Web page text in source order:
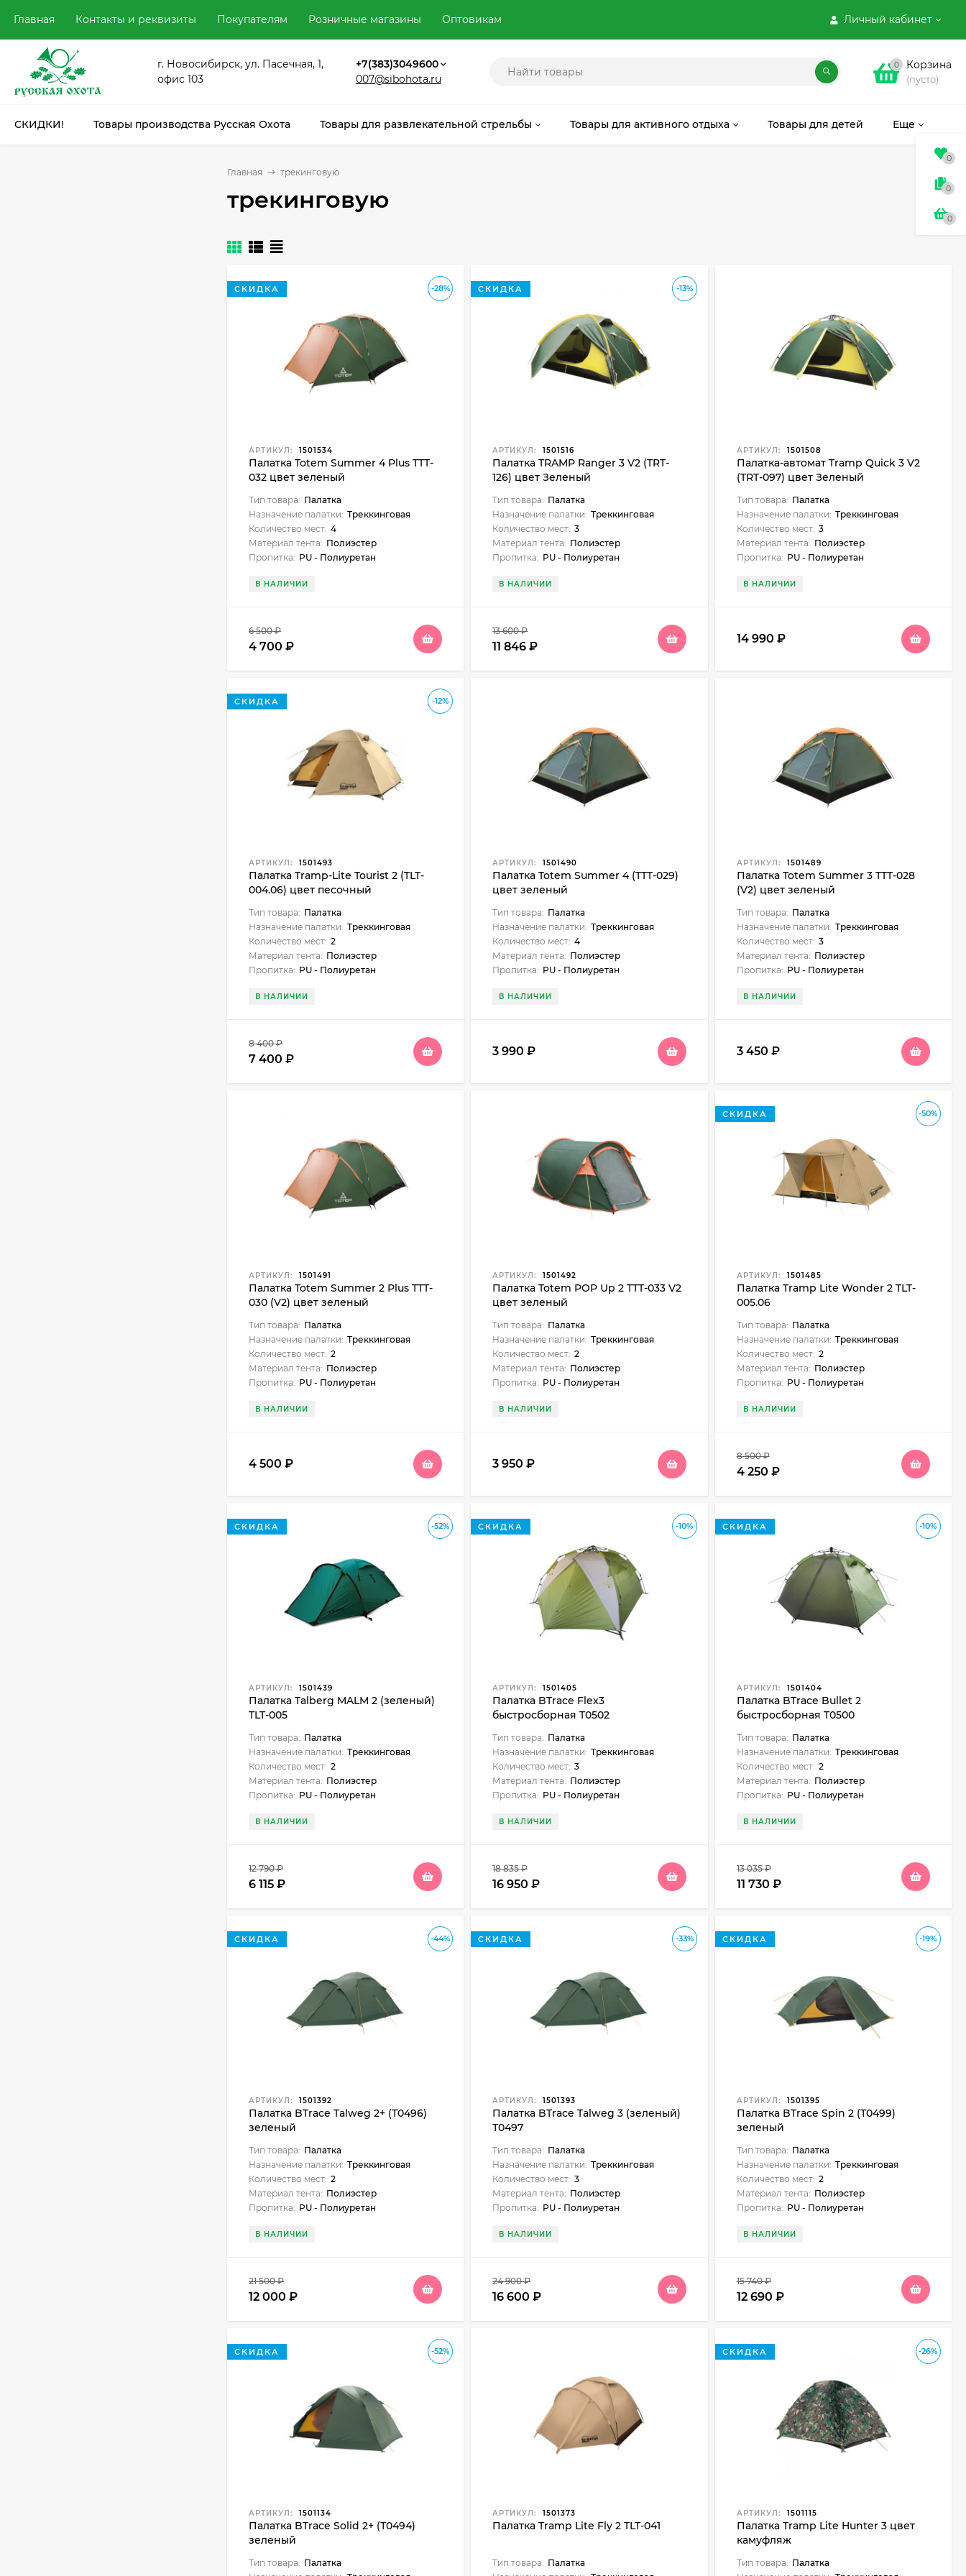
Личный кабинет
Главная Контакты и реквизиты Покупателям Розничные магазины Оптовикам
г. Новосибирск, ул. Пасечная, 1,
офис 103
+7(383)3049600
007@sibohota.ru
0 Корзина
(пусто)
СКИДКИ! Товары производства Русская Охота Товары для развлекательной стрельбы Товары для активного отдыха Товары для детей Еще
Главная трекинговую
трекинговую
-28%
СКИДКА
АРТИКУЛ: 1501534
Палатка Totem Summer 4 Plus TTT-
032 цвет зеленый
Тип товара: Палатка
Назначение палатки: Треккинговая
Количество мест: 4
Материал тента: Полиэстер
Пропитка: PU - Полиуретан
В НАЛИЧИИ
6 500₽
4 700 ₽
-13%
СКИДКА
АРТИКУЛ: 1501516
Палатка TRAMP Ranger 3 V2 (TRT-
126) цвет Зеленый
Тип товара: Палатка
Назначение палатки: Треккинговая
Количество мест: 3
Материал тента: Полиэстер
Пропитка: PU - Полиуретан
В НАЛИЧИИ
13 600₽
11 846₽
АРТИКУЛ: 1501508
Палатка-автомат Tramp Quick 3 V2
(TRT-097) цвет Зеленый
Тип товара: Палатка
Назначение палатки: Треккинговая
Количество мест: 3
Материал тента: Полиэстер
Пропитка: PU - Полиуретан
В НАЛИЧИИ
14 990 ₽
-12%
СКИДКА
АРТИКУЛ: 1501493
Палатка Tramp-Lite Tourist 2 (TLT-
004.06) цвет песочный
Тип товара: Палатка
Назначение палатки: Треккинговая
Количество мест: 2
Материал тента: Полиэстер
Пропитка: PU - Полиуретан
В НАЛИЧИИ
8 400₽
7 400 ₽
АРТИКУЛ: 1501490
Палатка Totem Summer 4 (TTT-029)
цвет зеленый
Тип товара: Палатка
Назначение палатки: Треккинговая
Количество мест: 4
Материал тента: Полиэстер
Пропитка: PU - Полиуретан
В НАЛИЧИИ
3 990₽
АРТИКУЛ: 1501489
Палатка Totem Summer 3 TTT-028
(V2) цвет зеленый
Тип товара: Палатка
Назначение палатки: Треккинговая
Количество мест: 3
Материал тента: Полиэстер
Пропитка: PU - Полиуретан
В НАЛИЧИИ
3 450 ₽
АРТИКУЛ: 1501491
Палатка Totem Summer 2 Plus TTT-
030 (V2) цвет зеленый
Тип товара: Палатка
Назначение палатки: Треккинговая
Количество мест: 2
Материал тента: Полиэстер
Пропитка: PU - Полиуретан
В НАЛИЧИИ
4 500 ₽
АРТИКУЛ: 1501492
Палатка Totem POP Up 2 TTT-033 V2
цвет зеленый
Тип товара: Палатка
Назначение палатки: Треккинговая
Количество мест: 2
Материал тента: Полиэстер
Пропитка: PU - Полиуретан
В НАЛИЧИИ
3 950₽
-50%
СКИДКА
АРТИКУЛ: 1501485
Палатка Tramp Lite Wonder 2 TLT-
005.06
Тип товара: Палатка
Назначение палатки: Треккинговая
Количество мест: 2
Материал тента: Полиэстер
Пропитка: PU - Полиуретан
В НАЛИЧИИ
8 500₽
4 250 ₽
-52%
СКИДКА
АРТИКУЛ: 1501439
Палатка Talberg MALM 2 (зеленый)
TLT-005
Тип товара: Палатка
Назначение палатки: Треккинговая
Количество мест: 2
Материал тента: Полиэстер
Пропитка: PU - Полиуретан
В НАЛИЧИИ
12 790₽
6 115 ₽
-10%
СКИДКА
АРТИКУЛ: 1501405
Палатка BTrace Flex3
быстросборная T0502
Тип товара: Палатка
Назначение палатки: Треккинговая
Количество мест: 3
Материал тента: Полиэстер
Пропитка: PU - Полиуретан
В НАЛИЧИИ
18 835₽
16 950₽
-10%
СКИДКА
АРТИКУЛ: 1501404
Палатка BTrace Bullet 2
быстросборная T0500
Тип товара: Палатка
Назначение палатки: Треккинговая
Количество мест: 2
Материал тента: Полиэстер
Пропитка: PU - Полиуретан
В НАЛИЧИИ
13 035₽
11 730 ₽
-44%
СКИДКА
АРТИКУЛ: 1501392
Палатка BTrace Talweg 2+ (Т0496)
зеленый
Тип товара: Палатка
Назначение палатки: Треккинговая
Количество мест: 2
Материал тента: Полиэстер
Пропитка: PU - Полиуретан
В НАЛИЧИИ
21 500₽
12 000 ₽
-33%
СКИДКА
АРТИКУЛ: 1501393
Палатка BTrace Talweg 3 (зеленый)
Т0497
Тип товара: Палатка
Назначение палатки: Треккинговая
Количество мест: 3
Материал тента: Полиэстер
Пропитка: PU - Полиуретан
В НАЛИЧИИ
24 900₽
16 600₽
-19%
СКИДКА
АРТИКУЛ: 1501395
Палатка BTrace Spin 2 (Т0499)
зеленый
Тип товара: Палатка
Назначение палатки: Треккинговая
Количество мест: 2
Материал тента: Полиэстер
Пропитка: PU - Полиуретан
В НАЛИЧИИ
15 740₽
12 690 ₽
-52%
СКИДКА
АРТИКУЛ: 1501134
Палатка BTrace Solid 2+ (Т0494)
зеленый
Тип товара: Палатка
АРТИКУЛ: 1501373
Палатка Tramp Lite Fly 2 TLT-041
Тип товара: Палатка
-26%
СКИДКА
АРТИКУЛ: 1501115
Палатка Tramp Lite Hunter 3 цвет
камуфляж
Тип товара: Палатка
0
0
0